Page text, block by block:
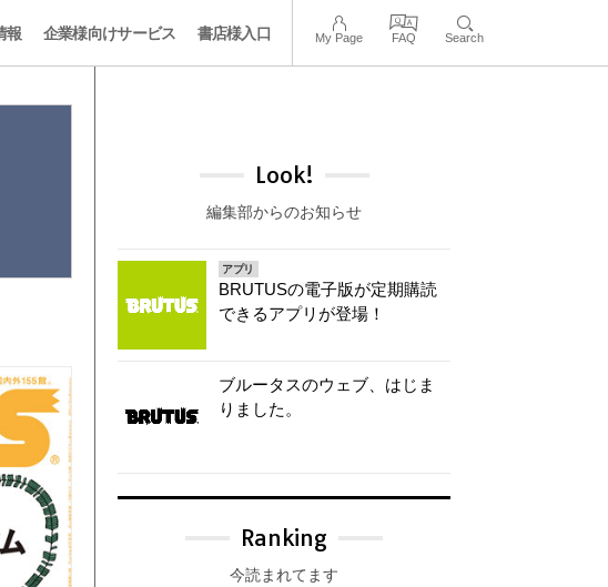
報 企業様向けサービス 書店様入口 My Page FAQ Search
Look!
編集部からのお知らせ
アプリ
BRUTUSの電子版が定期購読
できるアプリが登場！
ブルータスのウェブ、はじま
りました。
Ranking
今読まれてます